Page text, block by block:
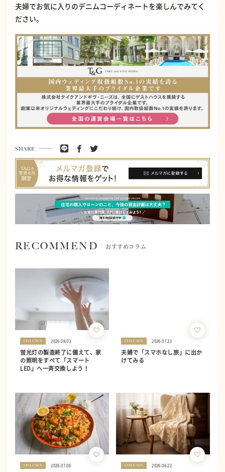
夫婦でお気に入りのデニムコーディネートを楽しんでみてく
ださい。
SHARE
RECOMMEND おすすめコラム
COLUMN 2026.08.03
蛍光灯の製造終了に備えて、家
の照明をすべて「スマート
LED」へ一斉交換しよう！
COLUMN 2026.07.21
夫婦で「スマホなし旅」に出か
けてみる
COLUMN 2026.07.06 COLUMN 2026.06.22